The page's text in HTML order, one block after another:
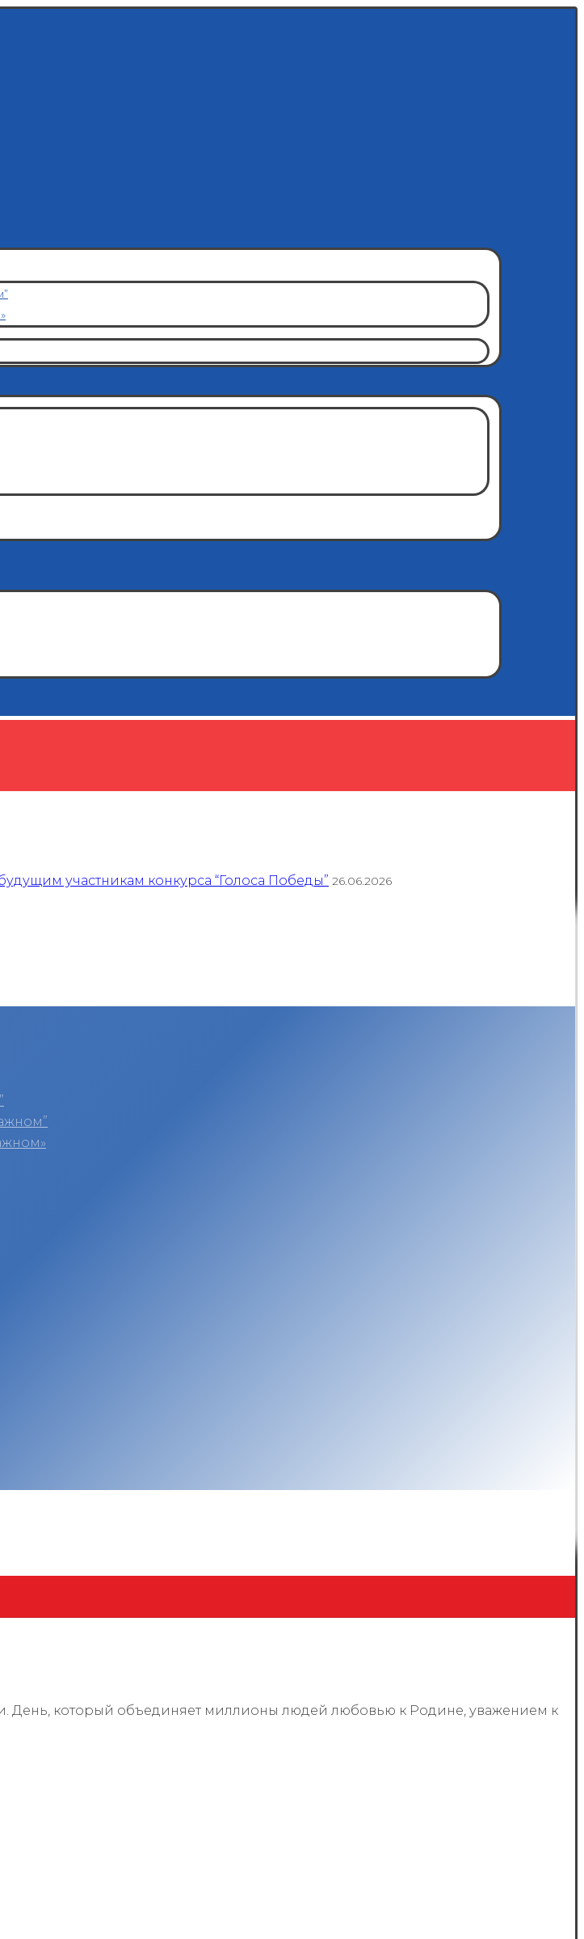
участникам конкурса “Голоса Победы” 26.06.2026
День, который объединяет миллионы людей любовью к Родине, уважением к